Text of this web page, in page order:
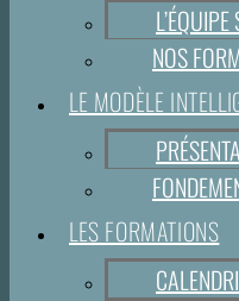
L’ÉQUIPE
NOS
LE MODÈLE
LES FORMATIONS